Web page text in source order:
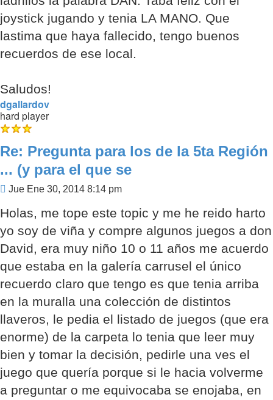
joystick jugando y tenia LA MANO. Que
lastima que haya fallecido, tengo buenos
recuerdos de ese local.
Saludos!
dgallardov
hard player
Re: Pregunta para los de la 5ta Región
... (y para el que se
Mensaje
Jue Ene 30, 2014 8:14 pm
Holas, me tope este topic y me he reido harto
yo soy de viña y compre algunos juegos a don
David, era muy niño 10 o 11 años me acuerdo
que estaba en la galería carrusel el único
recuerdo claro que tengo es que tenia arriba
en la muralla una colección de distintos
llaveros, le pedia el listado de juegos (que era
enorme) de la carpeta lo tenia que leer muy
bien y tomar la decisión, pedirle una ves el
juego que quería porque si le hacia volverme
a preguntar o me equivocaba se enojaba, en